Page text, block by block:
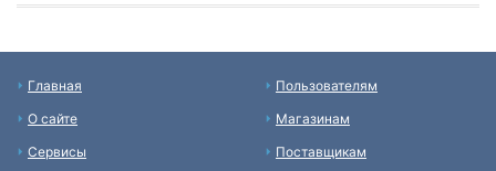
Главная
О сайте
Сервисы
Пользователям
Магазинам
Поставщикам